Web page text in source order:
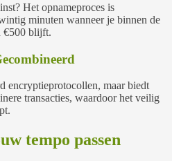
Het opnameproces is
minuten wanneer je binnen de
€500 blijft.
encryptieprotocollen, maar biedt
transacties, waardoor het veilig
tempo passen